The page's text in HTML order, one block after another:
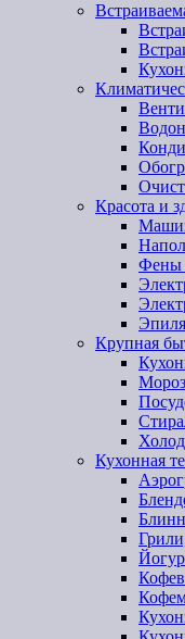
Красота и
Фены
Крупная
Кухонная